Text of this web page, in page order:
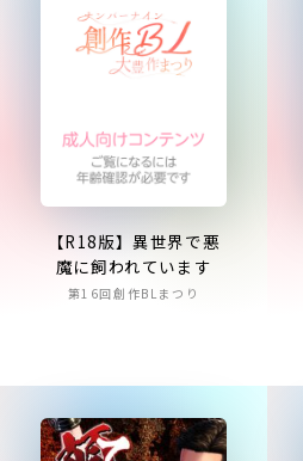
【R18版】異世界で悪
魔に飼われています
第16回創作BLまつり